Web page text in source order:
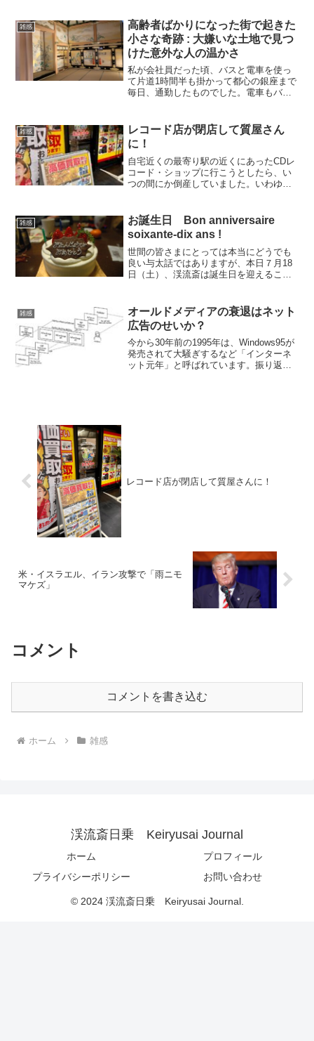
付）です。場所は東京・目黒の喜多能楽
堂です。今年3月、同...
雑感
高齢者ばかりになった街で起きた
小さな奇跡 : 大嫌いな土地で見つ
けた意外な人の温かさ
私が会社員だった頃、バスと電車を使っ
て片道1時間半も掛かって都心の銀座まで
毎日、通勤したものでした。電車もバス
の学生さんか、いわゆる働き盛りの世代
ばかりで、元気溌剌...
雑感
レコード店が閉店して質屋さん
に！
自宅近くの最寄り駅の近くにあったCDレ
コード・ショップに行こうとしたら、い
つの間にか倒産していました。いわゆる
た。恐らく、クラシックやジャズ、ロッ
クの類は置いていないので...
雑感
お誕生日 Bon anniversaire
soixante-dix ans !
世間の皆さまにとっては本当にどうでも
良い与太話ではありますが、本日７月18
日（土）、渓流斎は誕生日を迎えること
も、実にどうでも良い話でした
（笑）。 キリの良い年齢になりま...
雑感
オールドメディアの衰退はネット
広告のせいか？
今から30年前の1995年は、Windows95が
発売されて大騒ぎするなど「インターネ
ット元年」と呼ばれています。振り返っ
レコード店が閉店して質屋さんに！
米・イスラエル、イラン攻撃で「雨ニモ
マケズ」
コメント
コメントを書き込む
ホーム 雑感
渓流斎日乗 Keiryusai Journal
ホーム
プロフィール
プライバシーポリシー
お問い合わせ
© 2024 渓流斎日乗 Keiryusai Journal.